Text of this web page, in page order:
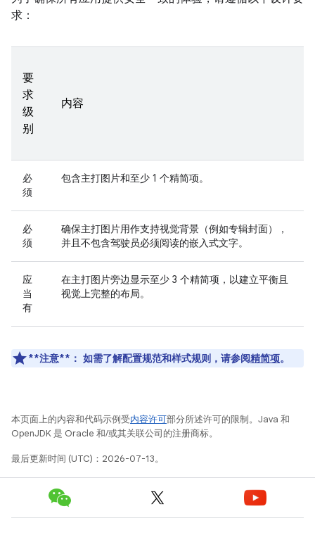
求：
要
求
级
别
内容
必
须
包含主打图片和至少 1 个精简项。
必
须
确保主打图片用作支持视觉背景（例如专辑封面），
并且不包含驾驶员必须阅读的嵌入式文字。
应
当
有
在主打图片旁边显示至少 3 个精简项，以建立平衡且
视觉上完整的布局。
**注意**： 如需了解配置规范和样式规则，请参阅精简项。
本页面上的内容和代码示例受内容许可部分所述许可的限制。Java 和
OpenJDK 是 Oracle 和/或其关联公司的注册商标。
最后更新时间 (UTC)：2026-07-13。